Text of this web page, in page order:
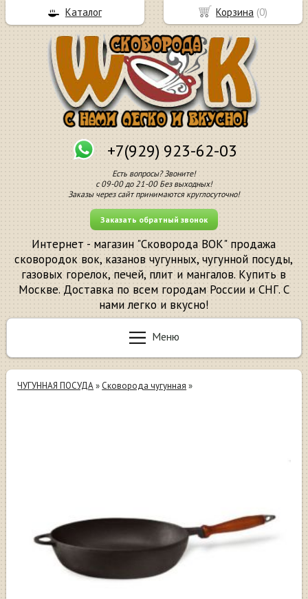
+7(929) 923-62-03
Есть вопросы? Звоните!
с 09-00 до 21-00 Без выходных!
Заказы через сайт принимаются круглосуточно!
Заказать обратный звонок
Интернет - магазин "Сковорода ВОК" продажа
сковородок вок, казанов чугунных, чугунной посуды,
газовых горелок, печей, плит и мангалов. Купить в
Москве. Доставка по всем городам России и СНГ. С
нами легко и вкусно!
Меню
ЧУГУННАЯ ПОСУДА» Сковорода чугунная »
Корзина (0)
Каталог